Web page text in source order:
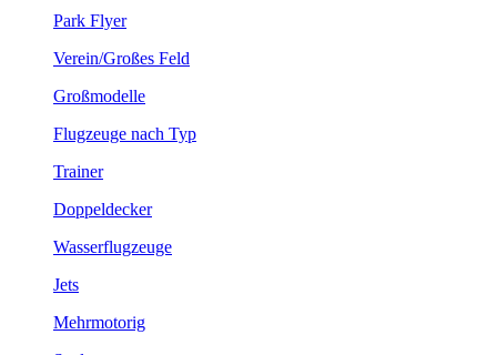
Park Flyer
Verein/Großes Feld
Großmodelle
Flugzeuge nach Typ
Trainer
Doppeldecker
Wasserflugzeuge
Jets
Mehrmotorig